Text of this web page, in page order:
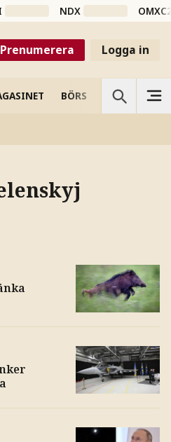
NDX
Prenumerera Logga in
BÖRS VETENSKAP